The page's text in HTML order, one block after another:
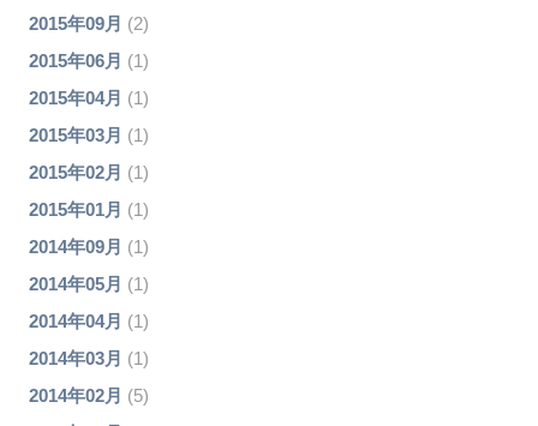
2015年09月 (2)
2015年06月 (1)
2015年04月 (1)
2015年03月 (1)
2015年02月 (1)
2015年01月 (1)
2014年09月 (1)
2014年05月 (1)
2014年04月 (1)
2014年03月 (1)
2014年02月 (5)